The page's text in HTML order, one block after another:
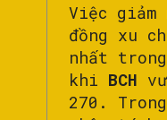
Việc giảm
đồng xu
nhất
khi BCH
270.